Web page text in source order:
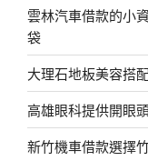
雲林汽車借款的小
袋
大理石地板美容搭
高雄眼科提供開眼
新竹機車借款選擇